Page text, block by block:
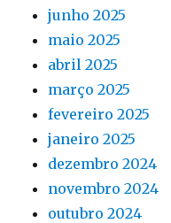
junho 2025
maio 2025
abril 2025
março 2025
fevereiro 2025
janeiro 2025
dezembro 2024
novembro 2024
outubro 2024